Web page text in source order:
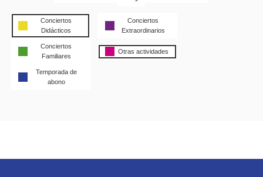
Conciertos
Didácticos
Conciertos
Extraordinarios
Conciertos
Familiares
Otras actividades
Temporada de
abono